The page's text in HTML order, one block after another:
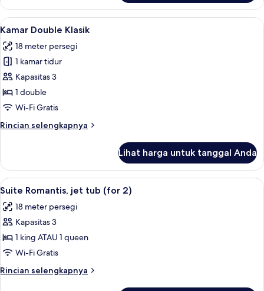
Kamar
Triple
Mewah,
tub
Lihat
semua
foto
untuk
Kamar
Double
Klasik
Kamar Double Klasik | Seprai
10
Kamar Double Klasik
18 meter persegi
1 kamar tidur
Kapasitas 3
1 double
Wi-Fi Gratis
Rincian selengkapnya
Rincian
Kamar
Double
Klasik
Lihat harga untuk tanggal Anda
Lihat
semua
foto
untuk
Suite
Romantis,
jet
tub
Suite Romantis, jet tub (for 2) |
10
Suite Romantis, jet tub (for 2)
18 meter persegi
Kapasitas 3
1 king ATAU 1 queen
Wi-Fi Gratis
Rincian selengkapnya
Rincian